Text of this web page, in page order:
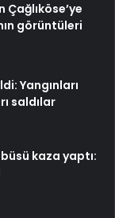
Çağlıköse’ye
görüntüleri
Yangınları
saldılar
kaza yaptı: